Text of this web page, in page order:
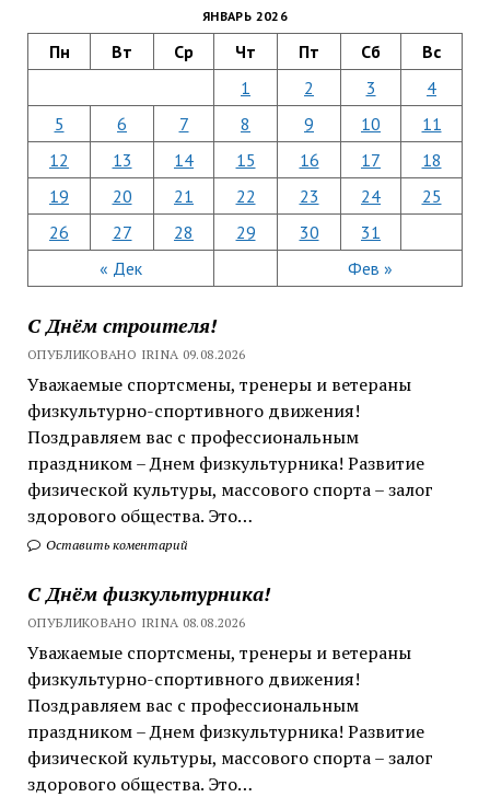
ЯНВАРЬ 2026
Пн Вт Ср Чт Пт Сб Вс
« Дек Фев »
1 2 3
4
5
6 7 8 9 10
11
12
13 14 15 16 17
18
19
20 21 22 23 24
25
26
27 28 29 30 31
С Днём строителя!
ОПУБЛИКОВАНО IRINA 09.08.2026
Уважаемые спортсмены, тренеры и ветераны
физкультурно-спортивного движения!
Поздравляем вас с профессиональным
праздником – Днем физкультурника! Развитие
физической культуры, массового спорта – залог
здорового общества. Это…
Оставить коментарий
С Днём физкультурника!
ОПУБЛИКОВАНО IRINA 08.08.2026
Уважаемые спортсмены, тренеры и ветераны
физкультурно-спортивного движения!
Поздравляем вас с профессиональным
праздником – Днем физкультурника! Развитие
физической культуры, массового спорта – залог
здорового общества. Это…